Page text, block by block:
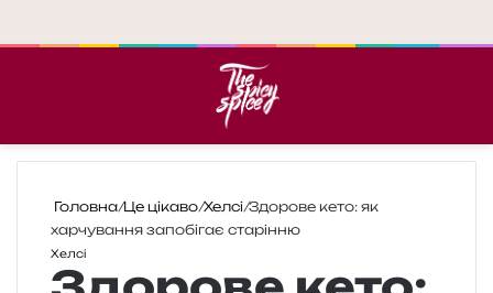
Головна/Це цікаво/Хелсі/Здорове кето: як
харчування запобігає старінню
Хелсі